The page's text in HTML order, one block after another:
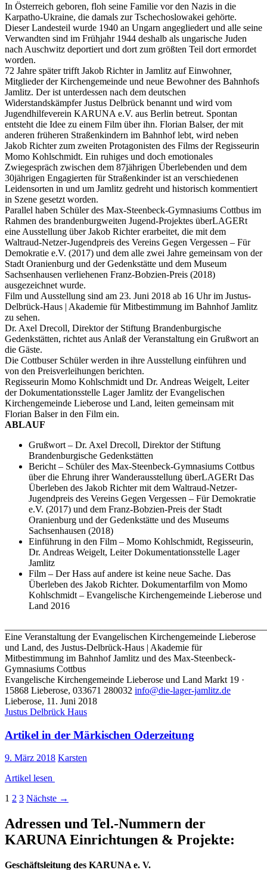
In Österreich geboren, floh seine Familie vor den Nazis in die
Karpatho-Ukraine, die damals zur Tschechoslowakei gehörte.
Dieser Landesteil wurde 1940 an Ungarn angegliedert und alle seine
Verwandten sind im Frühjahr 1944 deshalb als ungarische Juden
nach Auschwitz deportiert und dort zum größten Teil dort ermordet
worden.
72 Jahre später trifft Jakob Richter in Jamlitz auf Einwohner,
Mitglieder der Kirchengemeinde und neue Bewohner des Bahnhofs
Jamlitz. Der ist unterdessen nach dem deutschen
Widerstandskämpfer Justus Delbrück benannt und wird vom
Jugendhilfeverein KARUNA e.V. aus Berlin betreut. Spontan
entsteht die Idee zu einem Film über ihn. Florian Balser, der mit
anderen früheren Straßenkindern im Bahnhof lebt, wird neben
Jakob Richter zum zweiten Protagonisten des Films der Regisseurin
Momo Kohlschmidt. Ein ruhiges und doch emotionales
Zwiegespräch zwischen dem 87jährigen Überlebenden und dem
30jährigen Engagierten für Straßenkinder ist an verschiedenen
Leidensorten in und um Jamlitz gedreht und historisch kommentiert
in Szene gesetzt worden.
Parallel haben Schüler des Max-Steenbeck-Gymnasiums Cottbus im
Rahmen des brandenburgweiten Jugend-Projektes überLAGERt
eine Ausstellung über Jakob Richter erarbeitet, die mit dem
Waltraud-Netzer-Jugendpreis des Vereins Gegen Vergessen – Für
Demokratie e.V. (2017) und dem alle zwei Jahre gemeinsam von der
Stadt Oranienburg und der Gedenkstätte und dem Museum
Sachsenhausen verliehenen Franz-Bobzien-Preis (2018)
ausgezeichnet wurde.
Film und Ausstellung sind am 23. Juni 2018 ab 16 Uhr im Justus-
Delbrück-Haus | Akademie für Mitbestimmung im Bahnhof Jamlitz
zu sehen.
Dr. Axel Drecoll, Direktor der Stiftung Brandenburgische
Gedenkstätten, richtet aus Anlaß der Veranstaltung ein Grußwort an
die Gäste.
Die Cottbuser Schüler werden in ihre Ausstellung einführen und
von den Preisverleihungen berichten.
Regisseurin Momo Kohlschmidt und Dr. Andreas Weigelt, Leiter
der Dokumentationsstelle Lager Jamlitz der Evangelischen
Kirchengemeinde Lieberose und Land, leiten gemeinsam mit
Florian Balser in den Film ein.
ABLAUF
Grußwort – Dr. Axel Drecoll, Direktor der Stiftung
Brandenburgische Gedenkstätten
Bericht – Schüler des Max-Steenbeck-Gymnasiums Cottbus
über die Ehrung ihrer Wanderausstellung überLAGERt Das
Überleben des Jakob Richtermit dem Waltraud-Netzer-
Jugendpreis des Vereins Gegen Vergessen – Für Demokratie
e.V. (2017) und dem Franz-Bobzien-Preis der Stadt
Oranienburg und der Gedenkstätte und des Museums
Sachsenhausen (2018)
Einführung in den Film – Momo Kohlschmidt, Regisseurin,
Dr. Andreas Weigelt, Leiter Dokumentationsstelle Lager
Jamlitz
Film – Der Hass auf andere ist keine neue Sache. Das
Überleben des Jakob Richter. Dokumentarfilm von Momo
Kohlschmidt – Evangelische Kirchengemeinde Lieberose und
Land 2016
Eine Veranstaltung der Evangelischen Kirchengemeinde Lieberose
und Land, des Justus-Delbrück-Haus | Akademie für
Mitbestimmung im Bahnhof Jamlitz und des Max-Steenbeck-
Gymnasiums Cottbus
Evangelische Kirchengemeinde Lieberose und Land Markt 19 ·
15868 Lieberose, 033671 280032 info@die-lager-jamlitz.de
Lieberose, 11. Juni 2018
Justus Delbrück Haus
Artikel in der Märkischen Oderzeitung
9. März 2018 Karsten
Artikel lesen
Beitragsnavigation
1 2 3 Nächste →
Adressen und Tel.-Nummern der
KARUNA Einrichtungen & Projekte:
Geschäftsleitung des KARUNA e. V.